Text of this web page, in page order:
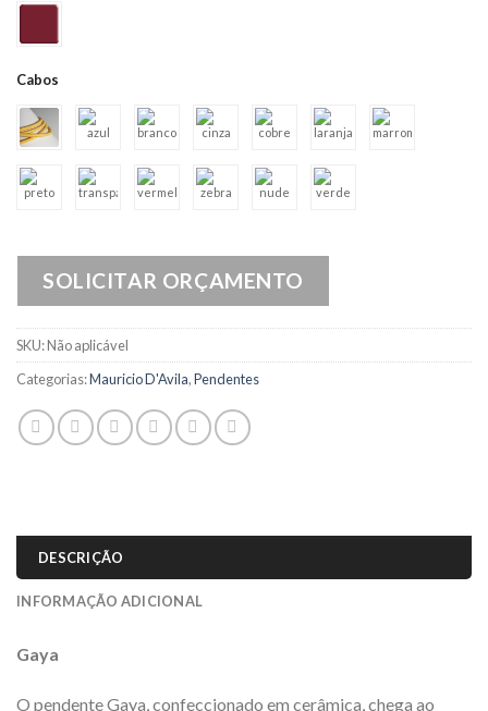
Cabos
SOLICITAR ORÇAMENTO
SKU:Não aplicável
Categorias:Mauricio D'Avila,Pendentes
DESCRIÇÃO
INFORMAÇÃO ADICIONAL
Gaya
O pendente Gaya, confeccionado em cerâmica, chega ao